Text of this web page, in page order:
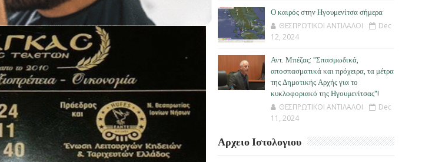
Ο καιρός στην Ηγουμενίτσα σήμερα
ΘΕΣΠΡΩΤΙΚΟΙ ΑΝΤΙΛΑΛΟΙ
Dec
12, 2024
Αντ. Μπέζας: "Σπασμωδικά,
αποσπασματικά και πρόχειρα, τα μέτρα
της Δημοτικής Αρχής για το
κυκλοφοριακό της Ηγουμενίτσας"!
ΘΕΣΠΡΩΤΙΚΟΙ ΑΝΤΙΛΑΛΟΙ
Dec
11, 2024
Αρχειο Ιστολογιου